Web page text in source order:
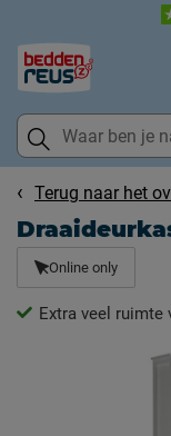
Terug naar het
Online only
Extra veel ruimte